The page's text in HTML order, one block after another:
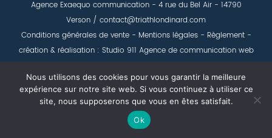
Agence Exaequo communication- 4 rue du Bel Air - 14790
Verson / contact@triathlondinard.com
Conditions générales de vente- Mentions légales- Règlement-
création & réalisation : Studio 911 Agence de communication web
Caen
.
Nous utilisons des cookies pour vous garantir la meilleure
expérience sur notre site web. Si vous continuez à utiliser ce
site, nous supposerons que vous en êtes satisfait.
Ok